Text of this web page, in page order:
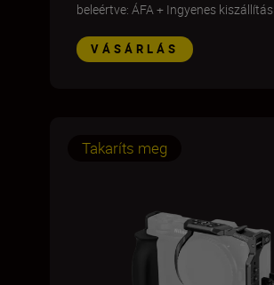
beleértve: ÁFA+ Ingyenes kiszállítás
VÁSÁRLÁS
Takaríts meg